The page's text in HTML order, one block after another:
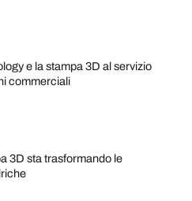
e la stampa 3D al servizio
commerciali
3D sta trasformando le